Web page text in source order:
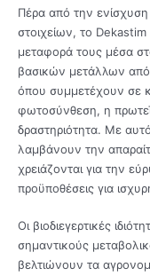
Πέρα από την
στοιχείων, το Dekastim
μεταφορά τους μέσα
βασικών μετάλλων
όπου συμμετέχουν σε
φωτοσύνθεση, η
δραστηριότητα. Με
λαμβάνουν την
χρειάζονται για την
προϋποθέσεις για
Οι βιοδιεγερτικές
σημαντικούς
βελτιώνουν τα